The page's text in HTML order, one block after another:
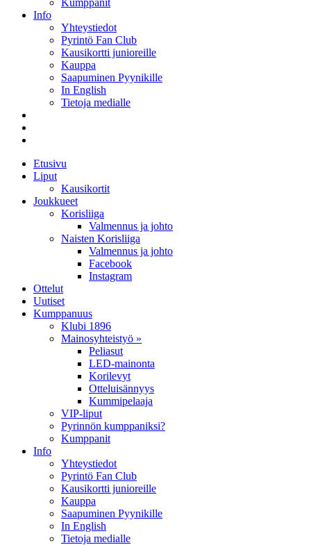
Kumppanit
Info
Yhteystiedot
Pyrintö Fan Club
Kausikortti junioreille
Kauppa
Saapuminen Pyynikille
In English
Tietoja medialle
Etusivu
Liput
Kausikortit
Joukkueet
Korisliiga
Valmennus ja johto
Naisten Korisliiga
Valmennus ja johto
Facebook
Instagram
Ottelut
Uutiset
Kumppanuus
Klubi 1896
Mainosyhteistyö »
Peliasut
LED-mainonta
Korilevyt
Otteluisännyys
Kummipelaaja
VIP-liput
Pyrinnön kumppaniksi?
Kumppanit
Info
Yhteystiedot
Pyrintö Fan Club
Kausikortti junioreille
Kauppa
Saapuminen Pyynikille
In English
Tietoja medialle